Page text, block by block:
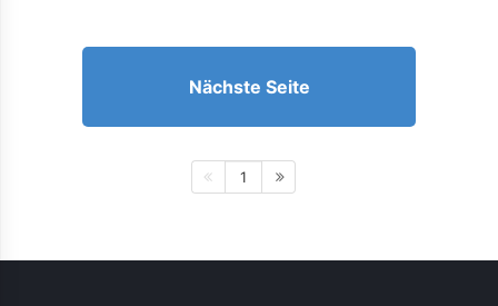
Nächste Seite
1